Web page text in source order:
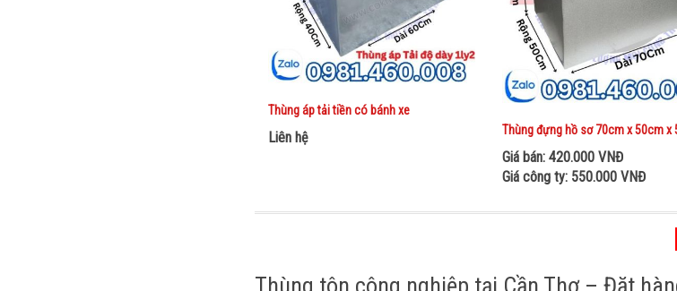
Thùng áp tải tiền có bánh xe
Liên hệ Thùng đựng hồ sơ 70cm x 50cm x
Giá bán: 420.000 VNĐ
Giá công ty: 550.000 VNĐ
Thùng tôn công nghiệp tại Cần Thơ – Đặt